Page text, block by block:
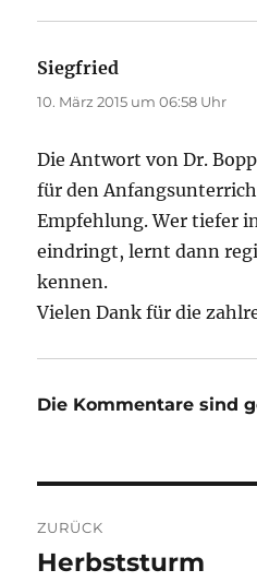
Siegfried
10. März 2015 um 06:58 Uhr
Die Antwort von Dr.
für den
Empfehlung. Wer tiefer
eindringt, lernt dann
kennen.
Vielen Dank für die
Die Kommentare sind
ZURÜCK
Vorheriger
Herbststurm